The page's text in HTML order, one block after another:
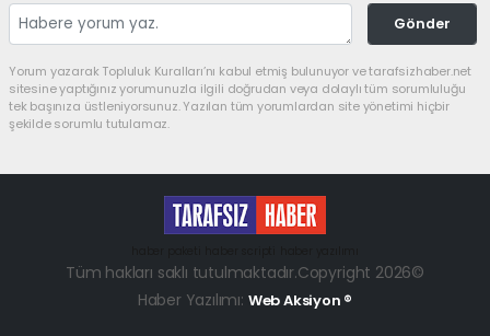
Gönder
Yorum yazarak Topluluk Kuralları’nı kabul etmiş bulunuyor ve tarafsizhaber.net
sitesine yaptığınız yorumunuzla ilgili doğrudan veya dolaylı tüm sorumluluğu
tek başınıza üstleniyorsunuz. Yazılan tüm yorumlardan site yönetimi hiçbir
şekilde sorumlu tutulamaz.
Tüm hakları saklı tutulmaktadır.Copyright 2026©
Haber Yazılımı: Web Aksiyon ®